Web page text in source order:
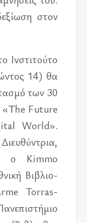
στον
Ινστι­τού­το
14) θα
των 30
«The Fu­ture
World».
ο Kimmo
Βιβλιο­
Torras-